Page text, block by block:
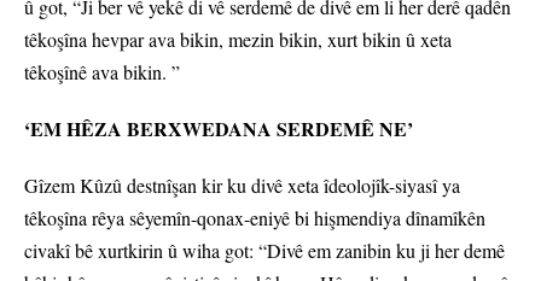
û got, “Ji ber vê yekê di vê serdemê de divê em li her derê qadên
têkoşîna hevpar ava bikin, mezin bikin, xurt bikin û xeta
têkoşînê ava bikin. ”
‘EM HÊZA BERXWEDANA SERDEMÊ NE’
Gîzem Kûzû destnîşan kir ku divê xeta îdeolojîk-siyasî ya
têkoşîna rêya sêyemîn-qonax-eniyê bi hişmendiya dînamîkên
civakî bê xurtkirin û wiha got: “Divê em zanibin ku ji her demê